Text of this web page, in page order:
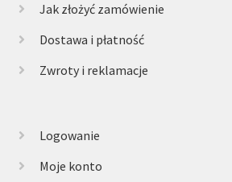
Jak złożyć zamówienie
Dostawa i płatność
Zwroty i reklamacje
Logowanie
Moje konto